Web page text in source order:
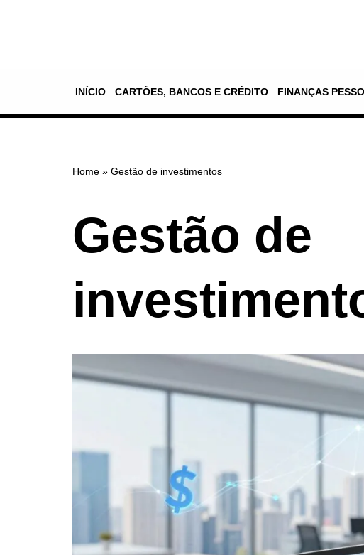
INÍCIO CARTÕES, BANCOS E CRÉDITO FINANÇAS
Home » Gestão de investimentos
Gestão de